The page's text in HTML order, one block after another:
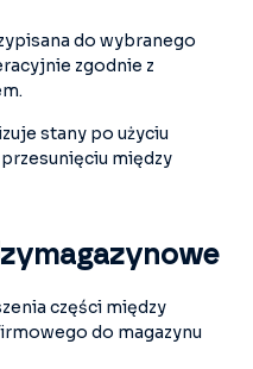
do wybranego
zgodnie z
stany po użyciu
między
części między
do magazynu